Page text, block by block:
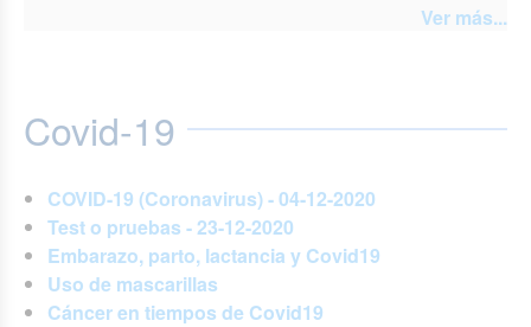
Ver más...
Covid-19
COVID-19 (Coronavirus) - 04-12-2020
Test o pruebas - 23-12-2020
Embarazo, parto, lactancia y Covid19
Uso de mascarillas
Cáncer en tiempos de Covid19